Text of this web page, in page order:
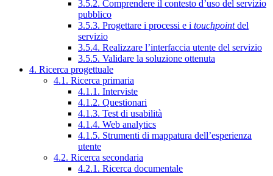
3.5.2. Comprendere il contesto d’uso del servizio
pubblico
3.5.3. Progettare i processi e i touchpointdel
servizio
3.5.4. Realizzare l’interfaccia utente del servizio
3.5.5. Validare la soluzione ottenuta
4. Ricerca progettuale
4.1. Ricerca primaria
4.1.1. Interviste
4.1.2. Questionari
4.1.3. Test di usabilità
4.1.4. Web analytics
4.1.5. Strumenti di mappatura dell’esperienza
utente
4.2. Ricerca secondaria
4.2.1. Ricerca documentale